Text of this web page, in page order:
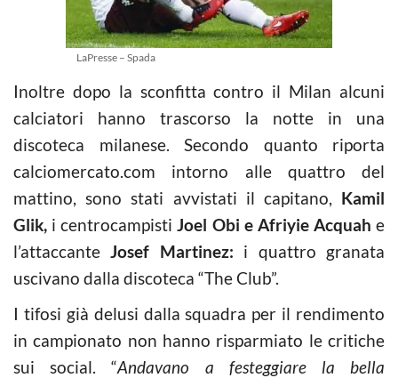
LaPresse – Spada
Inoltre dopo la sconfitta contro il Milan alcuni
calciatori hanno trascorso la notte in una
discoteca milanese. Secondo quanto riporta
calciomercato.com intorno alle quattro del
mattino, sono stati avvistati il capitano, Kamil
Glik, i centrocampistiJoel Obi e Afriyie Acquah e
l’attaccanteJosef Martinez: i quattro granata
uscivano dalla discoteca “The Club”.
I tifosi già delusi dalla squadra per il rendimento
in campionato non hanno risparmiato le critiche
sui social. “Andavano a festeggiare la bella